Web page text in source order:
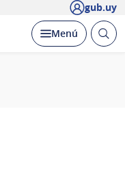
gub.uy
Desplegar
Menú Abrir